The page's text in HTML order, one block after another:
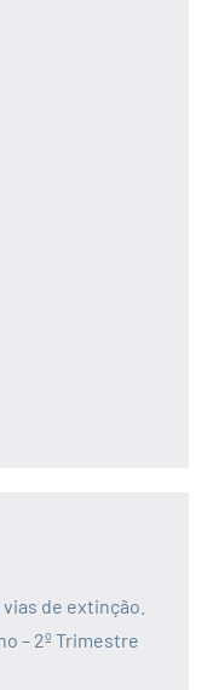
de extinção.
– 2º Trimestre